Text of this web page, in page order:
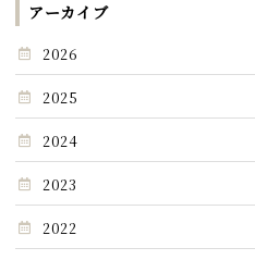
アーカイブ
2026
2025
2024
2023
2022